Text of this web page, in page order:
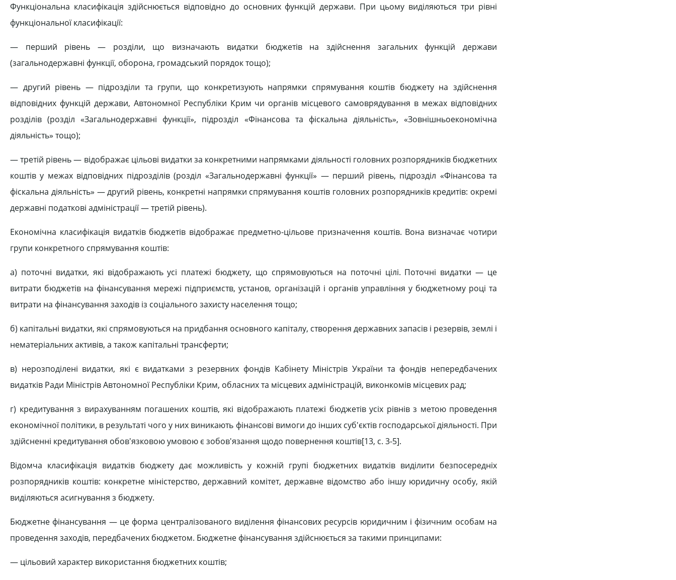
Функціональна класифікація здійснюється відповідно до основних функцій держави. При цьому виділяються три рівні
функціональної класифікації:
— перший рівень — розділи, що визначають видатки бюджетів на здійснення загальних функцій держави
(загальнодержавні функції, оборона, громадський порядок тощо);
— другий рівень — підрозділи та групи, що конкретизують напрямки спрямування коштів бюджету на здійснення
відповідних функцій держави, Автономної Республіки Крим чи органів місцевого самоврядування в межах відповідних
розділів (розділ «Загальнодержавні функції», підрозділ «Фінансова та фіскальна діяльність», «Зовнішньоекономічна
діяльність» тощо);
— третій рівень — відображає цільові видатки за конкретними напрямками діяльності головних розпорядників бюджетних
коштів у межах відповідних підрозділів (розділ «Загальнодержавні функції» — перший рівень, підрозділ «Фінансова та
фіскальна діяльність» — другий рівень, конкретні напрямки спрямування коштів головних розпорядників кредитів: окремі
державні податкові адміністрації — третій рівень).
Економічна класифікація видатків бюджетів відображає предметно-цільове призначення коштів. Вона визначає чотири
групи конкретного спрямування коштів:
а) поточні видатки, які відображають усі платежі бюджету, що спрямовуються на поточні цілі. Поточні видатки — це
витрати бюджетів на фінансування мережі підприємств, установ, організацій і органів управління у бюджетному році та
витрати на фінансування заходів із соціального захисту населення тощо;
б) капітальні видатки, які спрямовуються на придбання основного капіталу, створення державних запасів і резервів, землі і
нематеріальних активів, а також капітальні трансферти;
в) нерозподілені видатки, які є видатками з резервних фондів Кабінету Міністрів України та фондів непередбачених
видатків Ради Міністрів Автономної Республіки Крим, обласних та місцевих адміністрацій, виконкомів місцевих рад;
г) кредитування з вирахуванням погашених коштів, які відображають платежі бюджетів усіх рівнів з метою проведення
економічної політики, в результаті чого у них виникають фінансові вимоги до інших суб'єктів господарської діяльності. При
здійсненні кредитування обов'язковою умовою є зобов'язання щодо повернення коштів[13, c. 3-5].
Відомча класифікація видатків бюджету дає можливість у кожній групі бюджетних видатків виділити безпосередніх
розпорядників коштів: конкретне міністерство, державний комітет, державне відомство або іншу юридичну особу, якій
виділяються асигнування з бюджету.
Бюджетне фінансування — це форма централізованого виділення фінансових ресурсів юридичним і фізичним особам на
проведення заходів, передбачених бюджетом. Бюджетне фінансування здійснюється за такими принципами:
— цільовий характер використання бюджетних коштів;